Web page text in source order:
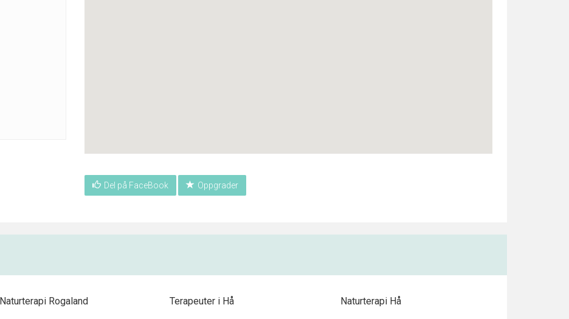
Del på FaceBook Oppgrader
Naturterapi Rogaland Terapeuter i Hå Naturterapi Hå